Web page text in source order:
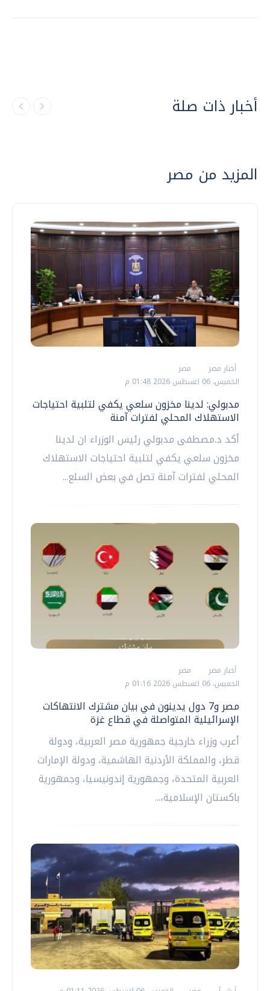
أخبار ذات صلة
المزيد من مصر
أخبار مصر
مصر
الخميس، 06 اغسطس 2026 01:48 م
مدبولي: لدينا مخزون سلعي يكفي لتلبية احتياجات
الاستهلاك المحلي لفترات آمنة
أكد د.مصطفى مدبولي رئيس الوزراء ان لدينا
مخزون سلعي يكفي لتلبية احتياجات الاستهلاك
المحلي لفترات آمنة تصل في بعض السلع...
أخبار مصر
مصر
الخميس، 06 اغسطس 2026 01:16 م
مصر و7 دول يدينون في بيان مشترك الانتهاكات
الإسرائيلية المتواصلة في قطاع غزة
أعرب وزراء خارجية جمهورية مصر العربية، ودولة
قطر، والمملكة الأردنية الهاشمية، ودولة الإمارات
العربية المتحدة، وجمهورية إندونيسيا، وجمهورية
باكستان الإسلامية،...